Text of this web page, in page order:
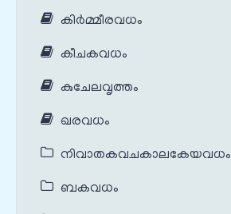
കിർമ്മീരവധം
കീചകവധം
കുചേലവൃത്തം
ഖരവധം
നിവാതകവചകാലകേയവധം
ബകവധം